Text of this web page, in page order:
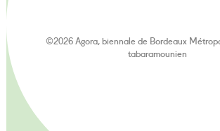
©2026 Agora, biennale de Bordeaux
tabaramounien